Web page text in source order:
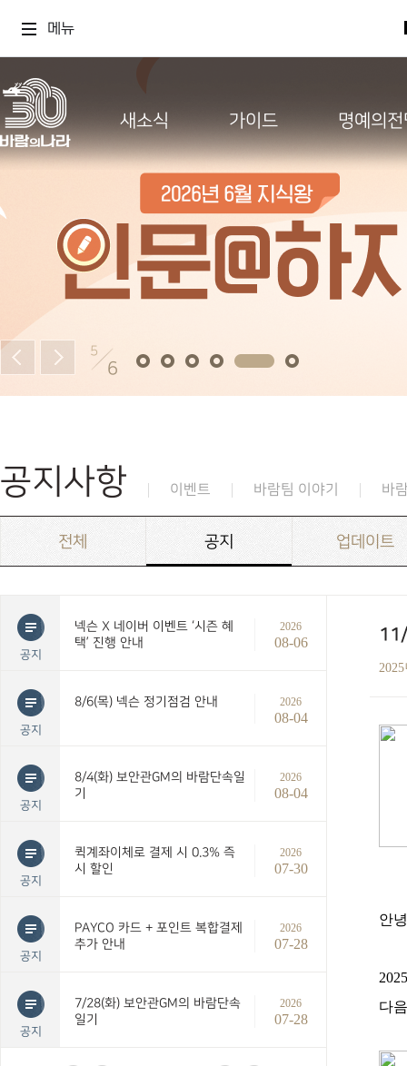
메뉴
새소식 가이드 명예의
5
6
공지사항 이벤트 바람팀 이야기 바
전체 공지 업데이트
공지
넥슨 X 네이버 이벤트 ‘시즌 혜
택’ 진행 안내
2026
08-06
공지
8/6(목) 넥슨 정기점검 안내 2026
08-04
공지
8/4(화) 보안관GM의 바람단속일
기
2026
08-04
공지
퀵계좌이체로 결제 시 0.3% 즉
시 할인
2026
07-30
공지
PAYCO 카드 + 포인트 복합결제
추가 안내
2026
07-28
공지
7/28(화) 보안관GM의 바람단속
일기
2026
07-28
안
2025
다